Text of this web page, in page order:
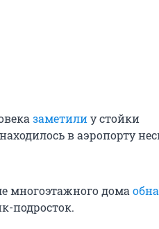
заметилиу стойки
в аэропорту
многоэтажного дома
подросток.